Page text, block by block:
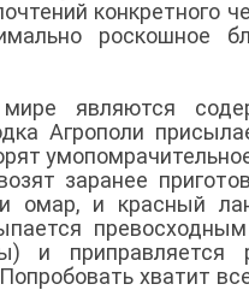
конкретного
роскошное
являются
Агрополи
заранее
омар, и красный
и приправляется
хватит